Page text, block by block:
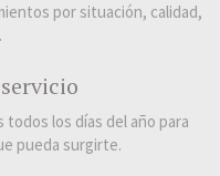
por situación, calidad,
los días del año para
pueda surgirte.